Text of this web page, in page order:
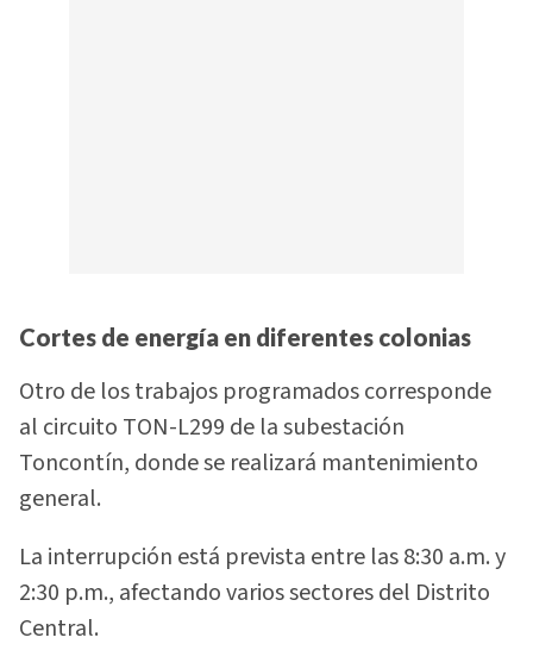
Cortes de energía en diferentes colonias
Otro de los trabajos programados corresponde
al circuito TON-L299 de la subestación
Toncontín, donde se realizará mantenimiento
general.
La interrupción está prevista entre las 8:30 a.m. y
2:30 p.m., afectando varios sectores del Distrito
Central.